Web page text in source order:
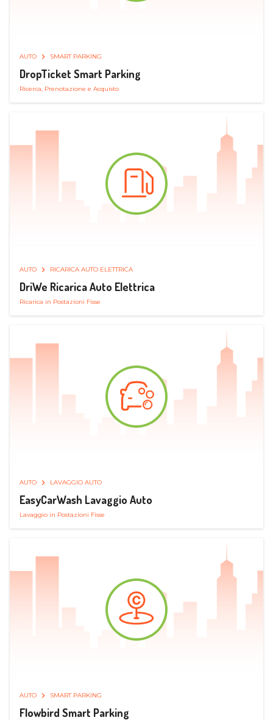
AUTO SMART PARKING
DropTicket Smart Parking
Ricerca, Prenotazione e Acquisto
AUTO RICARICA AUTO ELETTRICA
DriWe Ricarica Auto Elettrica
Ricarica in Postazioni Fisse
AUTO LAVAGGIO AUTO
EasyCarWash Lavaggio Auto
Lavaggio in Postazioni Fisse
AUTO SMART PARKING
Flowbird Smart Parking